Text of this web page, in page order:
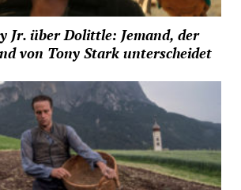
Jr. über Dolittle: Jemand, der
von Tony Stark unterscheidet